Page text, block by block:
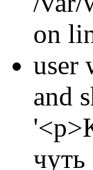
on
user
and